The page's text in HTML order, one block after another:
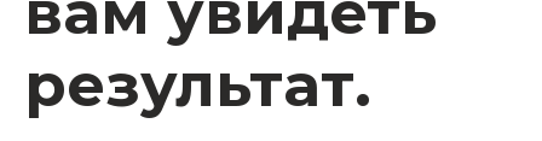
результат.